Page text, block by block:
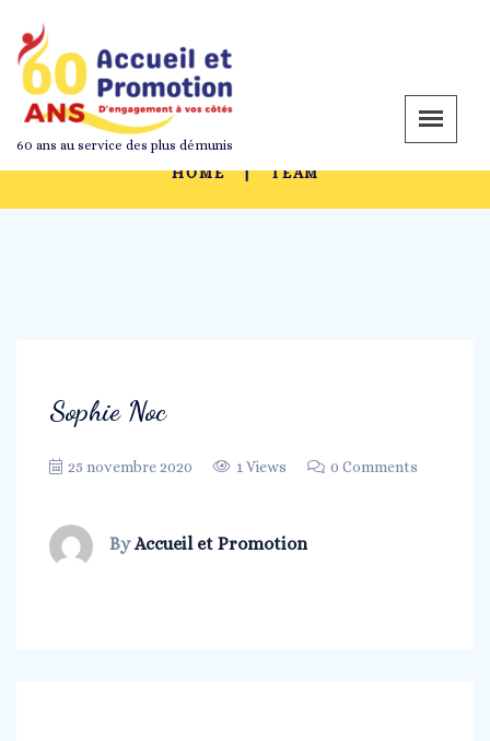
60 ans au service des plus démunis
Archives: Team
HOME TEAM
Sophie Noc
25 novembre 2020 1 Views 0 Comments
ByAccueil et Promotion